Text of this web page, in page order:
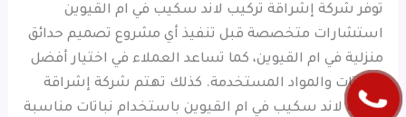
توفر شركة إشراقة تركيب لاند سكيب في ام القيوين
استشارات متخصصة قبل تنفيذ أي مشروع تصميم حدائق
منزلية في ام القيوين، كما تساعد العملاء في اختيار أفضل
النباتات والمواد المستخدمة. كذلك تهتم شركة إشراقة
تركيب لاند سكيب في ام القيوين باستخدام نباتات مناسبة